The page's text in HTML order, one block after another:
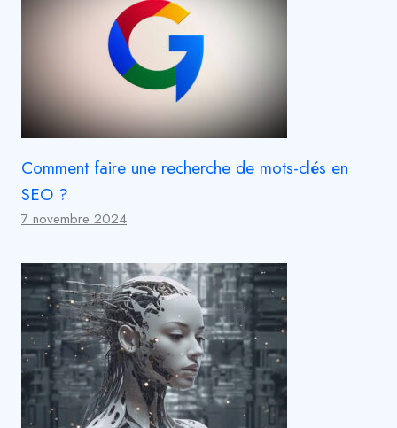
Comment faire une recherche de mots-clés en
SEO ?
7 novembre 2024